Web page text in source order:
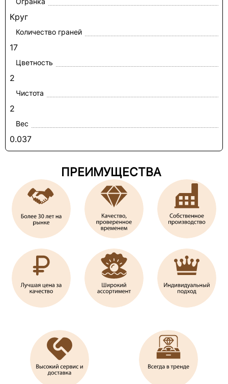
Круг
Количество граней
17
Цветность
2
Чистота
2
Вес
0.037
ПРЕИМУЩЕСТВА